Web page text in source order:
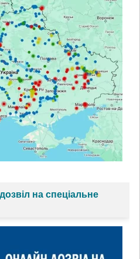
на спеціальне